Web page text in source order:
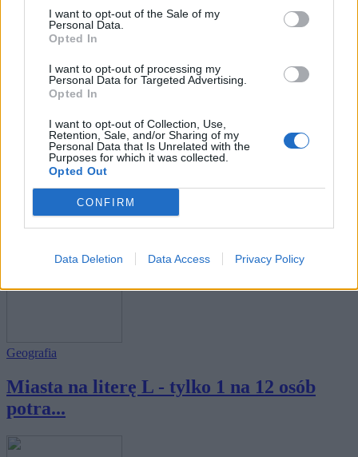
I want to opt-out of the Sale of my
Personal Data.
Opted In
I want to opt-out of processing my
Personal Data for Targeted Advertising.
Opted In
I want to opt-out of Collection, Use,
Retention, Sale, and/or Sharing of my
Personal Data that Is Unrelated with the
Purposes for which it was collected.
Opted Out
CONFIRM
Data Deletion Data Access Privacy Policy
Geografia
Miasta na literę M - tylko 1 na 12 osób
potra...
Miasta na literę A - tylko 1 na 12 osób
potra...
Geografia
Miasta na literę L - tylko 1 na 12 osób
potra...